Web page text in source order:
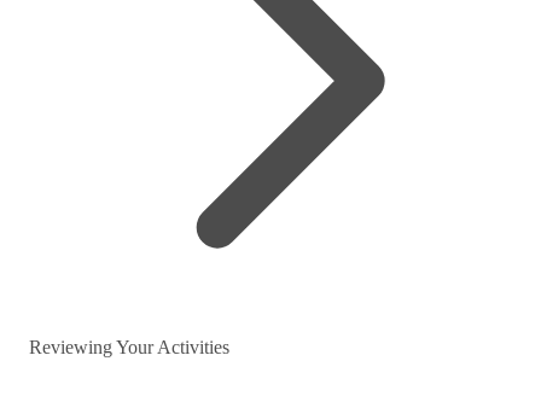
Reviewing Your Activities